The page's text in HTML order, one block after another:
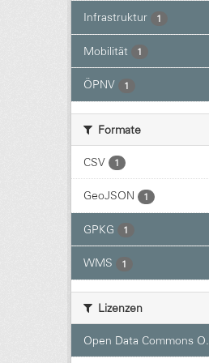
Infrastruktur 1
Mobilität 1
ÖPNV 1
Formate
CSV 1
GeoJSON 1
GPKG 1
WMS 1
Lizenzen
Open Data Commons O...